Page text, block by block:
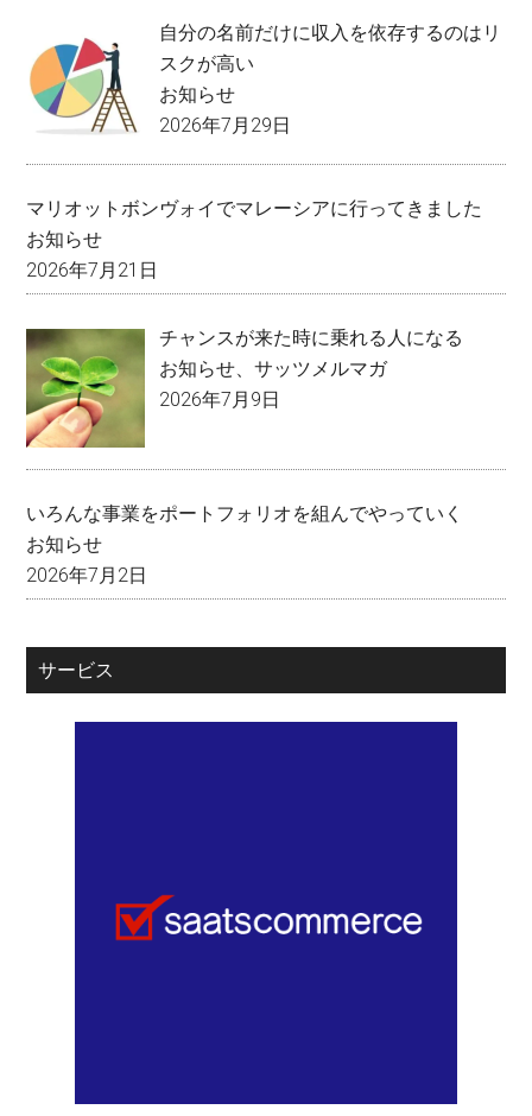
自分の名前だけに収入を依存するのはリ
スクが高い
お知らせ
2026年7月29日
マリオットボンヴォイでマレーシアに行ってきました
お知らせ
2026年7月21日
チャンスが来た時に乗れる人になる
お知らせ 、サッツメルマガ
2026年7月9日
いろんな事業をポートフォリオを組んでやっていく
お知らせ
2026年7月2日
サービス